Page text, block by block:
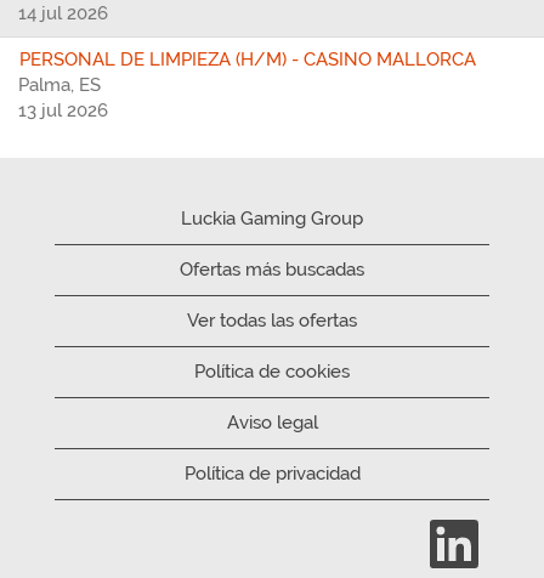
14 jul 2026
PERSONAL DE LIMPIEZA (H/M) - CASINO MALLORCA
Palma, ES
13 jul 2026
Luckia Gaming Group
Ofertas más buscadas
Ver todas las ofertas
Política de cookies
Aviso legal
Política de privacidad
S